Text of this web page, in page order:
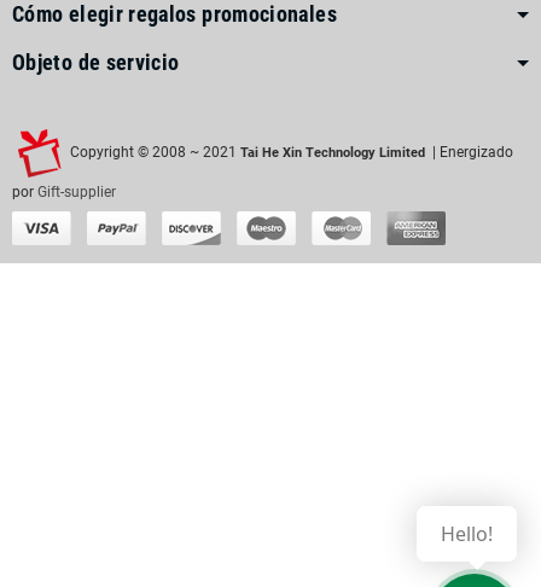
Cómo elegir regalos promocionales
Objeto de servicio
Copyright © 2008 ~ 2021 Tai He Xin Technology Limited | Energizado
por Gift-supplier